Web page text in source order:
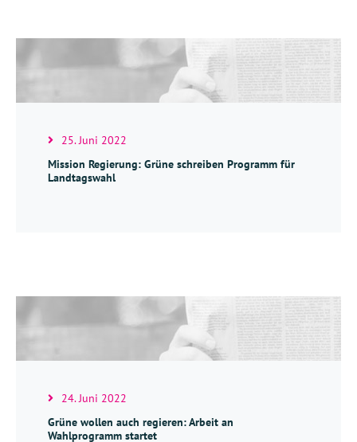
25. Juni 2022
Mission Regierung: Grüne schreiben Programm für
Landtagswahl
24. Juni 2022
Grüne wollen auch regieren: Arbeit an
Wahlprogramm startet